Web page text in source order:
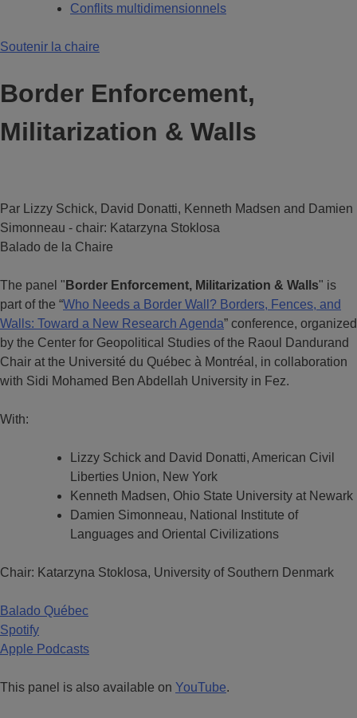
Conflits multidimensionnels
Soutenir la chaire
Border Enforcement,
Militarization & Walls
Par Lizzy Schick, David Donatti, Kenneth Madsen and Damien
Simonneau - chair: Katarzyna Stoklosa
Balado de la Chaire
The panel " Border Enforcement, Militarization & Walls" is
part of the “Who Needs a Border Wall? Borders, Fences, and
Walls: Toward a New Research Agenda” conference, organized
by the Center for Geopolitical Studies of the Raoul Dandurand
Chair at the Université du Québec à Montréal, in collaboration
with Sidi Mohamed Ben Abdellah University in Fez.
With:
Lizzy Schick and David Donatti, American Civil
Liberties Union, New York
Kenneth Madsen, Ohio State University at Newark
Damien Simonneau, National Institute of
Languages and Oriental Civilizations
Chair: Katarzyna Stoklosa, University of Southern Denmark
Balado Québec
Spotify
Apple Podcasts
This panel is also available on YouTube.